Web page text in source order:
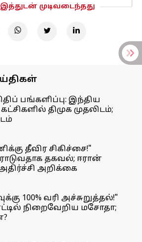
முடிவடைந்தது
பங்களிப்பு: இந்திய
திமுக முதலிடம்;
தீவிர சிகிச்சை!"
தகவல்; ஈரான்
அறிக்கை
100% வரி அச்சுறுத்தல்!"
நிறைவேறிய மசோதா;